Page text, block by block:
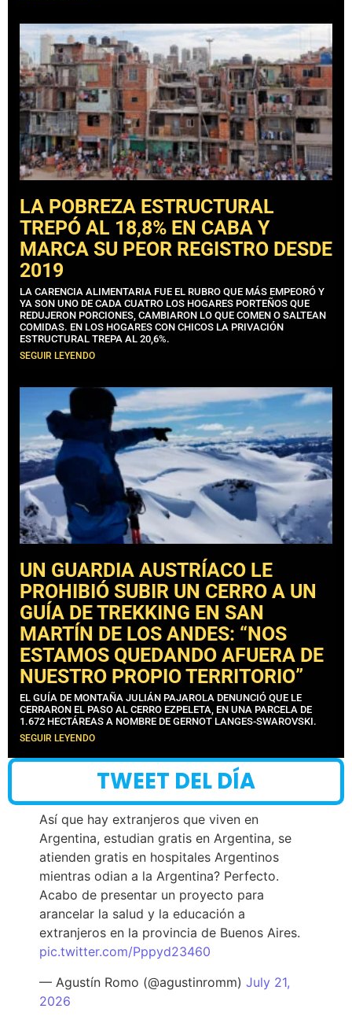
LA POBREZA ESTRUCTURAL
TREPÓ AL 18,8% EN CABA Y
MARCA SU PEOR REGISTRO DESDE
2019
LA CARENCIA ALIMENTARIA FUE EL RUBRO QUE MÁS EMPEORÓ Y
YA SON UNO DE CADA CUATRO LOS HOGARES PORTEÑOS QUE
REDUJERON PORCIONES, CAMBIARON LO QUE COMEN O SALTEAN
COMIDAS. EN LOS HOGARES CON CHICOS LA PRIVACIÓN
ESTRUCTURAL TREPA AL 20,6%.
SEGUIR LEYENDO
UN GUARDIA AUSTRÍACO LE
PROHIBIÓ SUBIR UN CERRO A UN
GUÍA DE TREKKING EN SAN
MARTÍN DE LOS ANDES: “NOS
ESTAMOS QUEDANDO AFUERA DE
NUESTRO PROPIO TERRITORIO”
EL GUÍA DE MONTAÑA JULIÁN PAJAROLA DENUNCIÓ QUE LE
CERRARON EL PASO AL CERRO EZPELETA, EN UNA PARCELA DE
1.672 HECTÁREAS A NOMBRE DE GERNOT LANGES-SWAROVSKI.
SEGUIR LEYENDO
TWEET DEL DÍA
Así que hay extranjeros que viven en
Argentina, estudian gratis en Argentina, se
atienden gratis en hospitales Argentinos
mientras odian a la Argentina? Perfecto.
Acabo de presentar un proyecto para
arancelar la salud y la educación a
extranjeros en la provincia de Buenos Aires.
pic.twitter.com/Pppyd23460
— Agustín Romo (@agustinromm) July 21,
2026